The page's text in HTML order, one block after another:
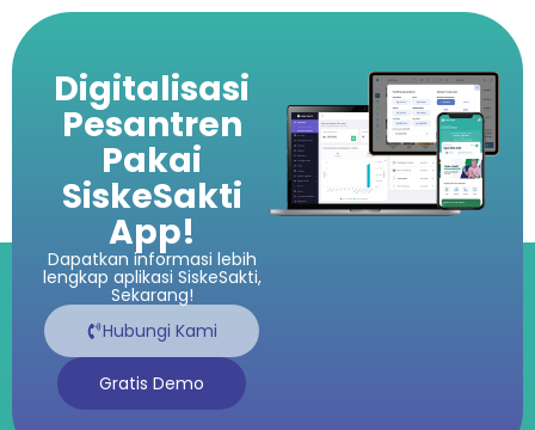
Digitalisasi
Pesantren
Pakai
SiskeSakti
App!
Dapatkan informasi lebih
lengkap aplikasi SiskeSakti,
Sekarang!
Hubungi Kami
Gratis Demo